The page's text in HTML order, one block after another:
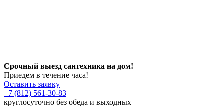
Срочный выезд сантехника на дом!
Приедем в течение часа!
Оставить заявку
+7 (812) 561-30-83
круглосуточно без обеда и выходных